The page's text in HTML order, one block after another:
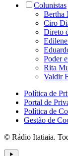
Colunistas
Bertha
Ciro
Direto
Poder
Rita
Valdir
Política de
Portal de
Política de
Gestão de
© Rádio Itatiaia.